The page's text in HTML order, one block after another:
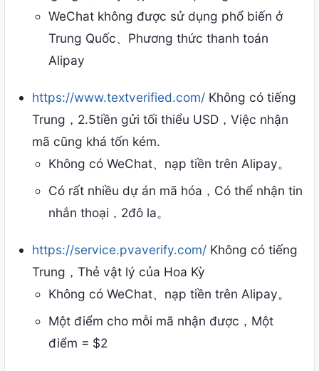
WeChat không được sử dụng phổ biến ở
Trung Quốc、Phương thức thanh toán
Alipay
https://www.textverified.com/ Không có tiếng
Trung，2.5tiền gửi tối thiểu USD，Việc nhận
mã cũng khá tốn kém.
Không có WeChat、nạp tiền trên Alipay。
Có rất nhiều dự án mã hóa，Có thể nhận tin
nhắn thoại，2đô la。
https://service.pvaverify.com/ Không có tiếng
Trung，Thẻ vật lý của Hoa Kỳ
Không có WeChat、nạp tiền trên Alipay。
Một điểm cho mỗi mã nhận được，Một
điểm = $2